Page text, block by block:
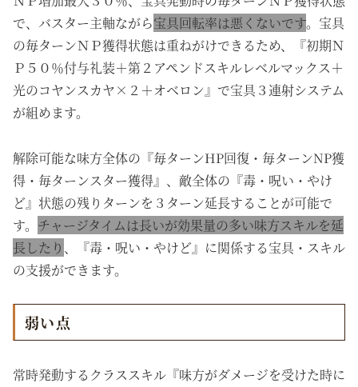
で、バスター主軸ながら宝具回転率は悪くないです。宝具
の毎ターンＮＰ獲得状態は重ねがけできるため、『初期Ｎ
Ｐ５０％付与礼装＋第２アペンドスキルレベルマックス＋
光のコヤンスカヤ×２＋オベロン』で宝具３連射システム
が組めます。
解除可能な味方全体の『毎ターンHP回復・毎ターンNP獲
得・毎ターンスター獲得』、敵全体の『毒・呪い・やけ
ど』状態の残りターンを３ターン延長することが可能で
す。 チャージタイムは長いが効果量の多い味方スキルを延
長したり、『毒・呪い・やけど』に関係する宝具・スキル
の支援ができます。
弱い点
常時発動するクラススキル『味方がダメージを受けた時に